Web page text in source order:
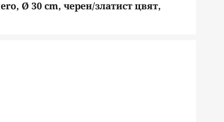
Ø 30 cm, черен/златист цвят,